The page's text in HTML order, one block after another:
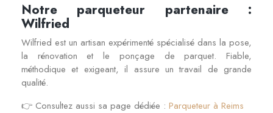
Notre parqueteur partenaire :
Wilfried
Wilfried est un artisan expérimenté spécialisé dans la pose,
la rénovation et le ponçage de parquet. Fiable,
méthodique et exigeant, il assure un travail de grande
qualité.
👉 Consultez aussi sa page dédiée : Parqueteur à Reims